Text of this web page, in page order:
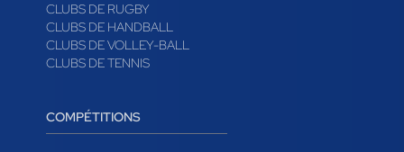
CLUBS DE RUGBY
CLUBS DE HANDBALL
CLUBS DE VOLLEY-BALL
CLUBS DE TENNIS
COMPÉTITIONS